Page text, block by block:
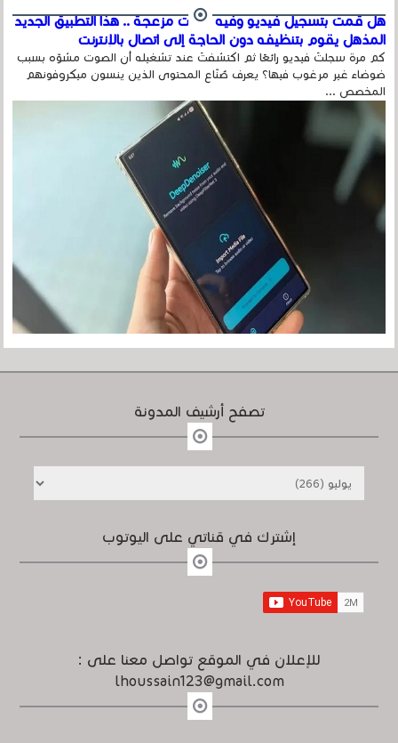
هل قمت بتسجيل فيديو وفيه أصوت مزعجة .. هذا التطبيق الجديد
المذهل يقوم بتنظيفه دون الحاجة إلى اتصال بالإنترنت
كم مرة سجلتَ فيديو رائعًا ثم اكتشفتَ عند تشغيله أن الصوت مشوّه بسبب
ضوضاء غير مرغوب فيها؟ يعرف صُنّاع المحتوى الذين ينسون ميكروفونهم
المخصص ...
تصفح أرشيف المدونة
إشترك في قناتي على اليوتوب
للإعلان في الموقع تواصل معنا على :
lhoussain123@gmail.com